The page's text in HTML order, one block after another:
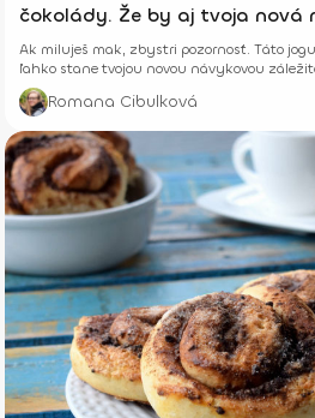
čokolády. Že by aj tvoja nová
Ak miluješ mak, zbystri pozornosť. Táto
ľahko stane tvojou novou návykovou
desiata ku káve.
Romana Cibulková